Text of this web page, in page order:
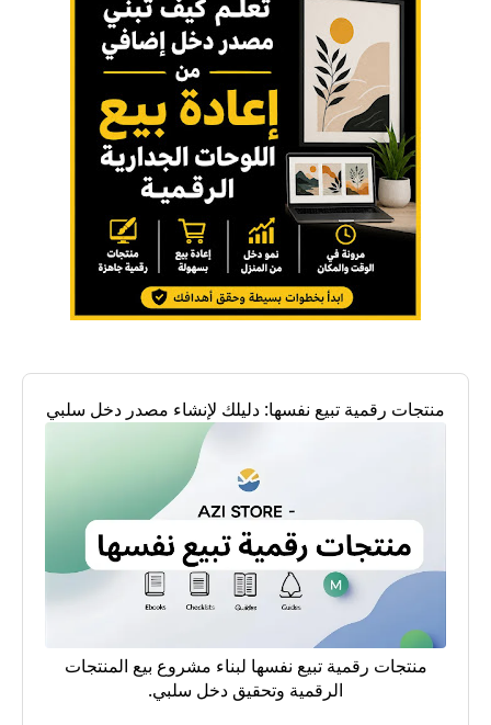
منتجات رقمية تبيع نفسها: دليلك لإنشاء مصدر دخل سلبي
منتجات رقمية تبيع نفسها لبناء مشروع بيع المنتجات
الرقمية وتحقيق دخل سلبي.